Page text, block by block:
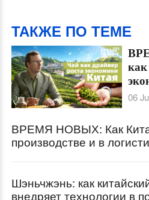
ТАКЖЕ ПО ТЕМЕ
06
ВРЕМЯ НОВЫХ: Как
производстве и в
Шэньчжэнь: как
внедряет технологии в